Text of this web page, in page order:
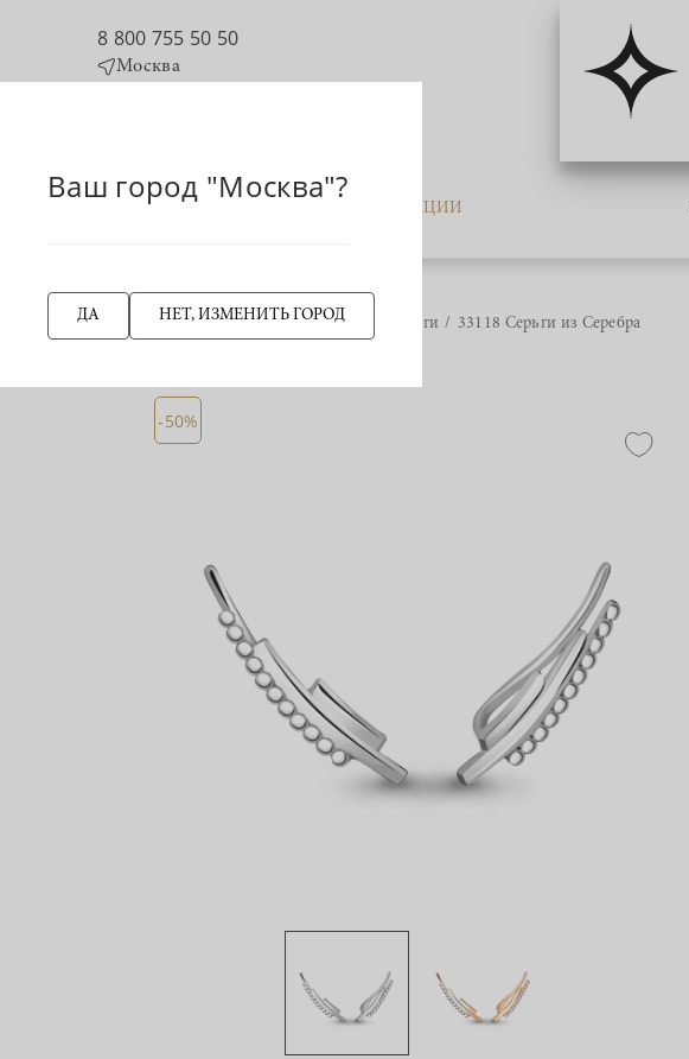
8 800 755 50 50
Москва
КАТАЛОГ АКЦИИ
НАЗАД Главная страница Серьги 33118 Серьги из Серебра
-50%
Ваш город "Москва"?
ДА НЕТ, ИЗМЕНИТЬ ГОРОД